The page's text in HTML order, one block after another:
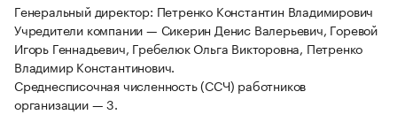
Генеральный директор: Петренко Константин Владимирович
Учредители компании — Сикерин Денис Валерьевич, Горевой
Игорь Геннадьевич, Гребелюк Ольга Викторовна, Петренко
Владимир Константинович.
Среднесписочная численность (ССЧ) работников
организации — 3.